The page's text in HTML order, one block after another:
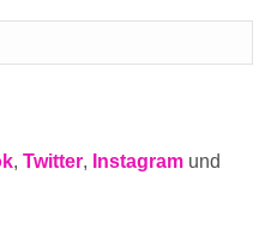
, Twitter, Instagram und